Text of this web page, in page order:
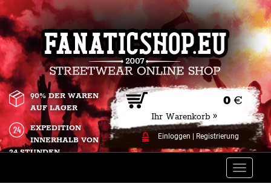
0 €
Ihr Warenkorb »
Einloggen Registrierung
90% DER WAREN
AUF LAGER
EXPEDITION
INNERHALB VON
24 STUNDEN.
Toggle